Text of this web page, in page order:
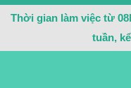
Thời gian làm việc từ
tuần,